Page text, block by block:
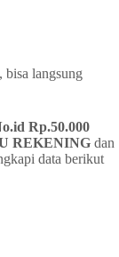
langsung
Rp.50.000
REKENING dan
data berikut